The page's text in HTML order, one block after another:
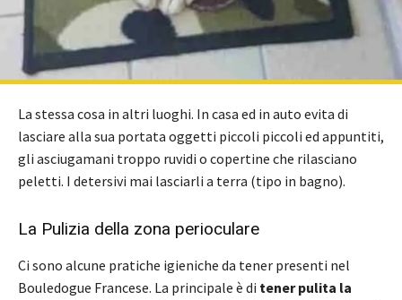
La stessa cosa in altri luoghi. In casa ed in auto evita di
lasciare alla sua portata oggetti piccoli piccoli ed appuntiti,
gli asciugamani troppo ruvidi o copertine che rilasciano
peletti. I detersivi mai lasciarli a terra (tipo in bagno).
La Pulizia della zona perioculare
Ci sono alcune pratiche igieniche da tener presenti nel
Bouledogue Francese. La principale è di tener pulita la